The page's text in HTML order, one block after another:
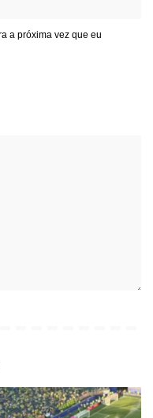
a próxima vez que eu